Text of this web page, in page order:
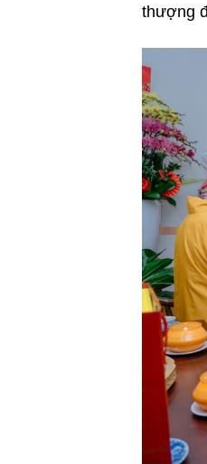
thượng